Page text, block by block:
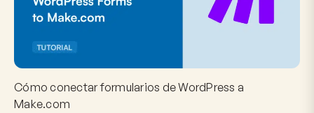
Cómo conectar formularios de WordPress a
Make.com